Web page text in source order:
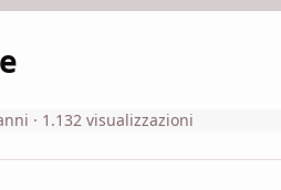
· 1.132 visualizzazioni